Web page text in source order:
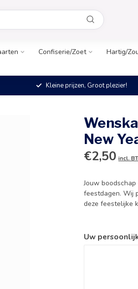
Confiserie/Zoet Hartig/
Kleine prijzen, Groot plezier!
New
€2,50 incl.
Jouw
feestdagen. Wij
deze feestelijke
Uw